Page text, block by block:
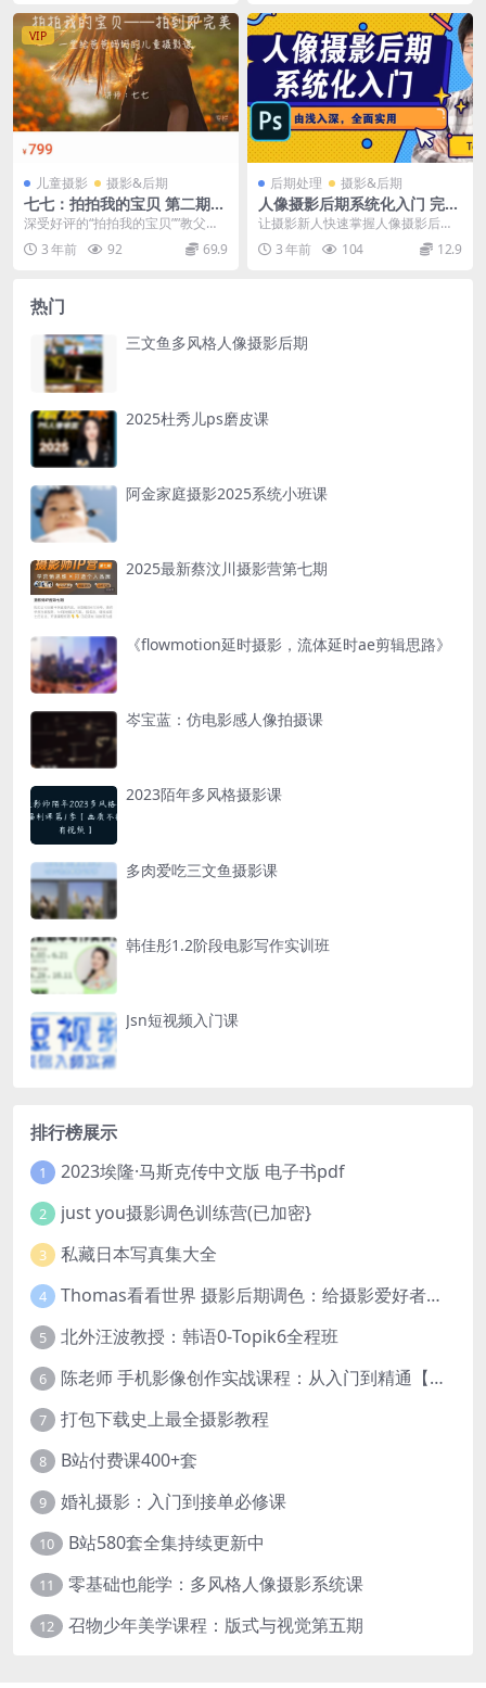
VIP
儿童摄影 摄影&后期
七七：拍拍我的宝贝 第二期儿
童摄影课
深受好评的“拍拍我的宝贝””教父母
拍娃营第二期又来啦！
3 年前 92 69.9
后期处理 摄影&后期
人像摄影后期系统化入门 完整
网盘分享
让摄影新人快速掌握人像摄影后期
思路和技巧。在150分钟的时间内
学会正确的后期分析...
3 年前 104 12.9
热门
三文鱼多风格人像摄影后期
2025杜秀儿ps磨皮课
阿金家庭摄影2025系统小班课
2025最新蔡汶川摄影营第七期
《flowmotion延时摄影，流体延时ae剪辑思路》
岑宝蓝：仿电影感人像拍摄课
2023陌年多风格摄影课
多肉爱吃三文鱼摄影课
韩佳彤1.2阶段电影写作实训班
Jsn短视频入门课
排行榜展示
1 2023埃隆·马斯克传中文版 电子书pdf
2 just you摄影调色训练营(已加密}
3 私藏日本写真集大全
4 Thomas看看世界 摄影后期调色：给摄影爱好者的色彩课 网盘下载
5 北外汪波教授：韩语0-Topik6全程班
6 陈老师 手机影像创作实战课程：从入门到精通【完结】
7 打包下载史上最全摄影教程
8 B站付费课400+套
9 婚礼摄影：入门到接单必修课
10 B站580套全集持续更新中
11 零基础也能学：多风格人像摄影系统课
12 召物少年美学课程：版式与视觉第五期